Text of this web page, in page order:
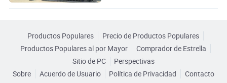
Productos Populares
Precio de Productos Populares
Productos Populares al por Mayor
Comprador de Estrella
Sitio de PC
Perspectivas
Sobre
Acuerdo de Usuario Política de Privacidad Contacto